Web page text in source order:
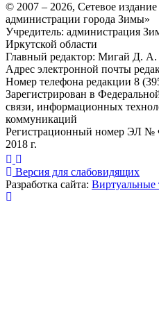
© 2007 – 2026, Сетевое
администрации города Зимы»
Учредитель: администрация
Иркутской области
Главный редактор: Мигай Д. А.
Адрес электронной почты
Номер телефона редакции 8
Зарегистрирован в
связи, информационных
коммуникаций
Регистрационный номер ЭЛ №
2018 г.
Версия для слабовидящих
Разработка сайта: Виртуальные